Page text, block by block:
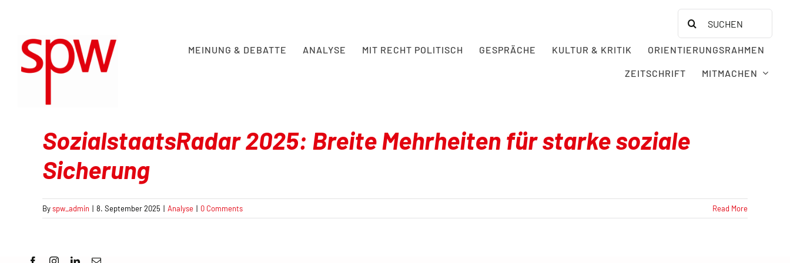
content
Search
for:
MEINUNG & DEBATTE ANALYSE MIT RECHT POLITISCH GESPRÄCHE KULTUR & KRITIK ORIENTIERUNGSRAHMEN
ZEITSCHRIFT MITMACHEN
SozialstaatsRadar 2025: Breite Mehrheiten für starke soziale
Sicherung
Byspw_admin | 8. September 2025 | Analyse | 0 Comments Read More